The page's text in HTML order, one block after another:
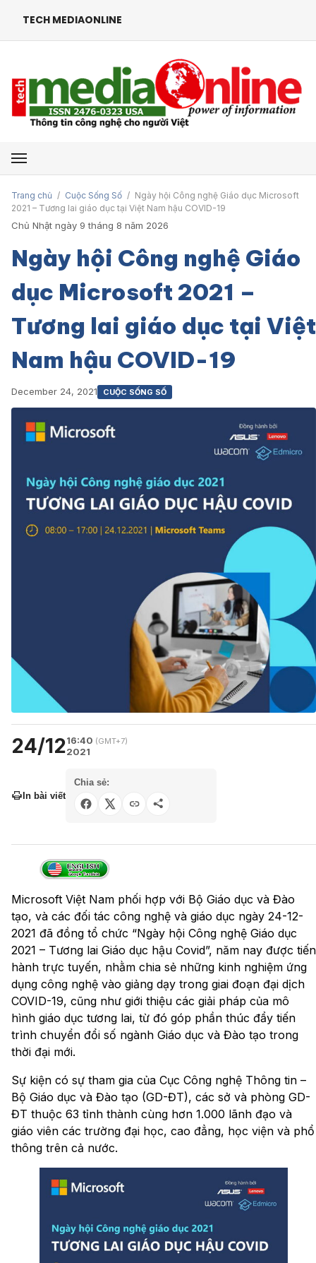
TECH MEDIAONLINE
Mở menu
Trang chủ / Cuộc Sống Số / Ngày hội Công nghệ Giáo dục Microsoft
2021 – Tương lai giáo dục tại Việt Nam hậu COVID-19
Chủ Nhật ngày 9 tháng 8 năm 2026
Ngày hội Công nghệ Giáo
dục Microsoft 2021 –
Tương lai giáo dục tại Việt
Nam hậu COVID-19
December 24, 2021 CUỘC SỐNG SỐ
24/1216:40 (GMT+7)
2021
In bài viết
Chia sẻ:
Microsoft Việt Nam phối hợp với Bộ Giáo dục và Đào
tạo, và các đối tác công nghệ và giáo dục ngày 24-12-
2021 đã đồng tổ chức “Ngày hội Công nghệ Giáo dục
2021 – Tương lai Giáo dục hậu Covid”, năm nay được tiến
hành trực tuyến, nhằm chia sẻ những kinh nghiệm ứng
dụng công nghệ vào giảng dạy trong giai đoạn đại dịch
COVID-19, cũng như giới thiệu các giải pháp của mô
hình giáo dục tương lai, từ đó góp phần thúc đẩy tiến
trình chuyển đổi số ngành Giáo dục và Đào tạo trong
thời đại mới.
Sự kiện có sự tham gia của Cục Công nghệ Thông tin –
Bộ Giáo dục và Đào tạo (GD-ĐT), các sở và phòng GD-
ĐT thuộc 63 tỉnh thành cùng hơn 1.000 lãnh đạo và
giáo viên các trường đại học, cao đẳng, học viện và phổ
thông trên cả nước.